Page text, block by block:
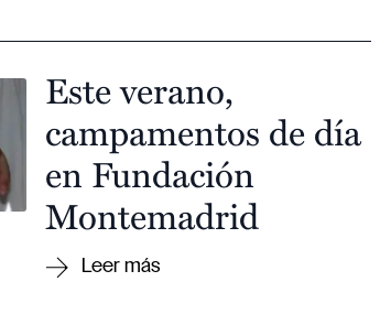
Este verano,
campamentos de día
en Fundación
Montemadrid